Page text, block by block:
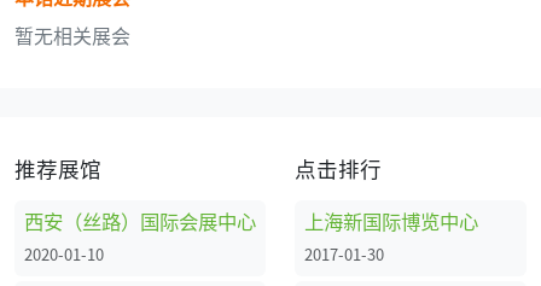
暂无相关展会
推荐展馆
西安（丝路）国际会展中心
2020-01-10
点击排行
上海新国际博览中心
2017-01-30